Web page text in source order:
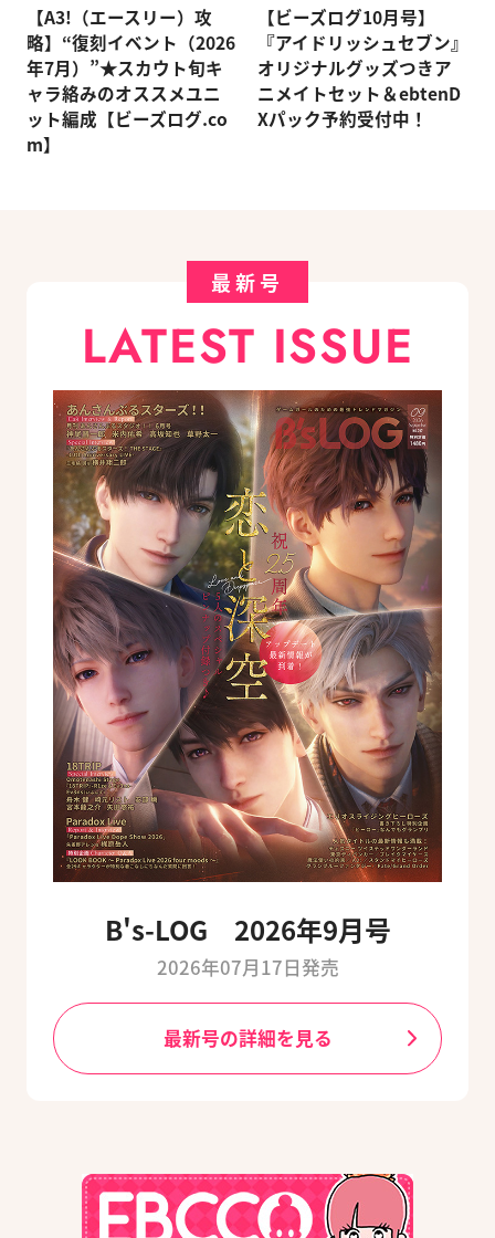
【A3!（エースリー）攻
略】“復刻イベント（2026
年7月）”★スカウト旬キ
ャラ絡みのオススメユニ
ット編成【ビーズログ.co
m】
【ビーズログ10月号】
『アイドリッシュセブン』
オリジナルグッズつきア
ニメイトセット＆ebtenD
Xパック予約受付中！
最新号
LATEST ISSUE
B's-LOG 2026年9月号
2026年07月17日発売
最新号の詳細を見る